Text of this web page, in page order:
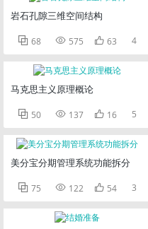
岩石孔隙三维空间结构
 68  575  63 4
马克思主义原理概论
 50  137  16 5
美分宝分期管理系统功能拆分
 75  122  54 3